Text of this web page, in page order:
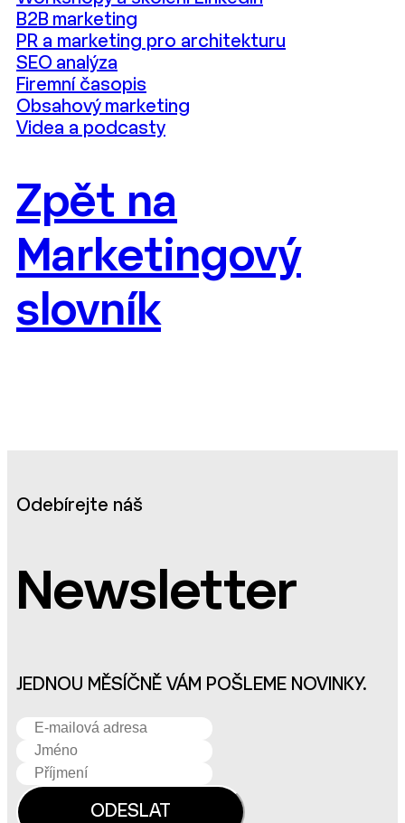
B2B marketing
PR a marketing pro architekturu
SEO analýza
Firemní časopis
Obsahový marketing
Videa a podcasty
Zpět na
Marketingový
slovník
Odebírejte náš
Newsletter
JEDNOU MĚSÍČNĚ VÁM POŠLEME NOVINKY.